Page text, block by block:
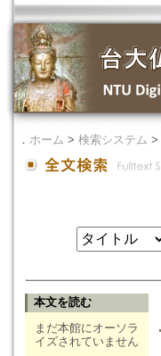
． ホーム > 検索システム >
本文を読む
まだ本館にオーソラ
イズされていません